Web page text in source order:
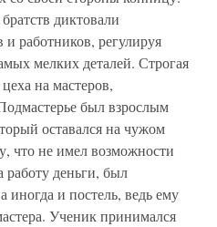
диктовали
работников, регулируя
мелких деталей. Строгая
на мастеров,
был взрослым
оставался на чужом
что не имел возможности
работу деньги, был
иногда и постель, ведь ему
Ученик принимался